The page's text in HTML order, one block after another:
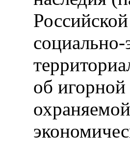
социально-
об игорной